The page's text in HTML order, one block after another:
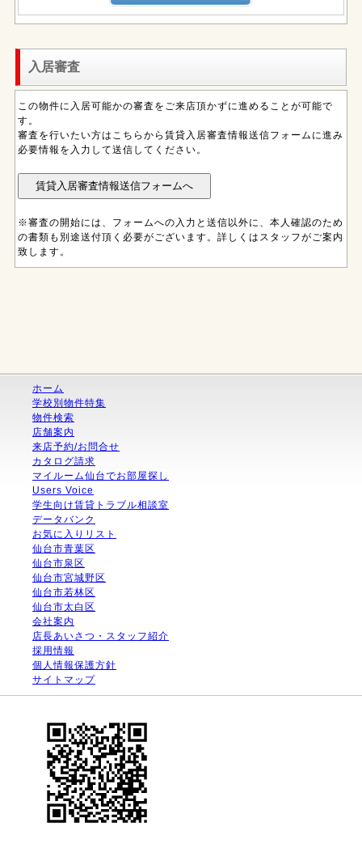
入居審査
この物件に入居可能かの審査をご来店頂かずに進めることが可能で
す。
審査を行いたい方はこちらから賃貸入居審査情報送信フォームに進み
必要情報を入力して送信してください。
※審査の開始には、フォームへの入力と送信以外に、本人確認のため
の書類も別途送付頂く必要がございます。詳しくはスタッフがご案内
致します。
ホーム
学校別物件特集
物件検索
店舗案内
来店予約/お問合せ
カタログ請求
マイルーム仙台でお部屋探し
Users Voice
学生向け賃貸トラブル相談室
データバンク
お気に入りリスト
仙台市青葉区
仙台市泉区
仙台市宮城野区
仙台市若林区
仙台市太白区
会社案内
店長あいさつ・スタッフ紹介
採用情報
個人情報保護方針
サイトマップ